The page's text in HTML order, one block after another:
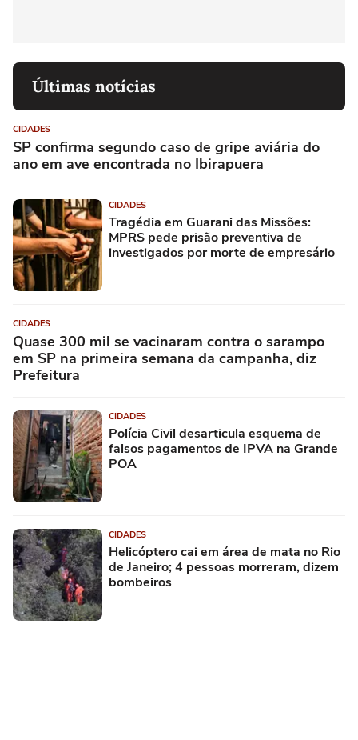
Últimas notícias
CIDADES
SP confirma segundo caso de gripe aviária do
ano em ave encontrada no Ibirapuera
CIDADES
Tragédia em Guarani das Missões:
MPRS pede prisão preventiva de
investigados por morte de empresário
CIDADES
Quase 300 mil se vacinaram contra o sarampo
em SP na primeira semana da campanha, diz
Prefeitura
CIDADES
Polícia Civil desarticula esquema de
falsos pagamentos de IPVA na Grande
POA
CIDADES
Helicóptero cai em área de mata no Rio
de Janeiro; 4 pessoas morreram, dizem
bombeiros